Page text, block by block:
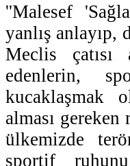
''Malesef
yanlış anlayıp,
Meclis çatısı
edenlerin,
kucaklaşmak
alması
ülkemizde
sportif